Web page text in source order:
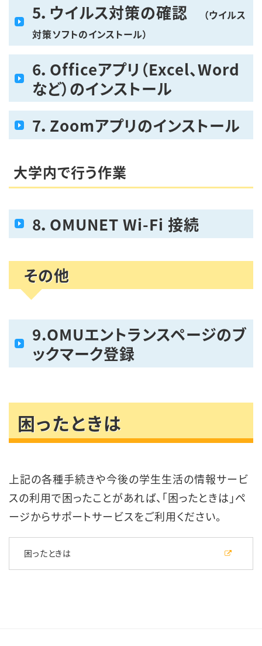
5．ウイルス対策の確認
（ウイルス
対策ソフトのインストール）
6．Officeアプリ（Excel、Word
など）のインストール
7．Zoomアプリのインストール
大学内で行う作業
8．OMUNET Wi-Fi 接続
その他
9.OMUエントランスページのブ
ックマーク登録
困ったときは
上記の各種手続きや今後の学生生活の情報サービ
スの利用で困ったことがあれば、「困ったときは」ペ
ージからサポートサービスをご利用ください。
困ったときは